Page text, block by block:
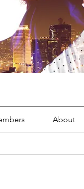
About